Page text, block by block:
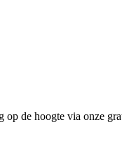
op de hoogte via onze